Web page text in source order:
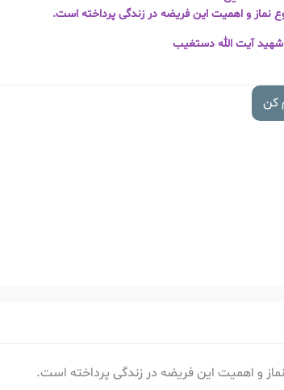
نماز و اهمیت این فریضه در زندگی پرداخته است.
آیت الله دستغیب
کن
و اهمیت این فریضه در زندگی پرداخته است.